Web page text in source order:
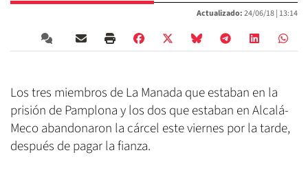
Actualizado:24/06/18 | 13:14
Los tres miembros de La Manada que estaban en la
prisión de Pamplona y los dos que estaban en Alcalá-
Meco abandonaron la cárcel este viernes por la tarde,
después de pagar la fianza.